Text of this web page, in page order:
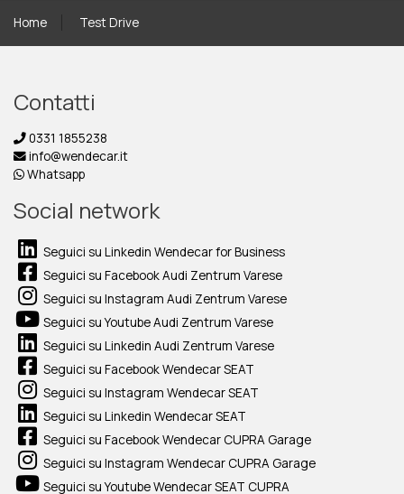
Home Test Drive
Contatti
0331 1855238
info@wendecar.it
Whatsapp
Social network
Seguici su Linkedin Wendecar for Business
Seguici su Facebook Audi Zentrum Varese
Seguici su Instagram Audi Zentrum Varese
Seguici su Youtube Audi Zentrum Varese
Seguici su Linkedin Audi Zentrum Varese
Seguici su Facebook Wendecar SEAT
Seguici su Instagram Wendecar SEAT
Seguici su Linkedin Wendecar SEAT
Seguici su Facebook Wendecar CUPRA Garage
Seguici su Instagram Wendecar CUPRA Garage
Seguici su Youtube Wendecar SEAT CUPRA